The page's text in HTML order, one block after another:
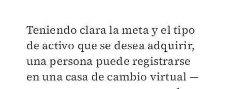
Teniendo clara la meta y el tipo
de activo que se desea adquirir,
una persona puede registrarse
en una casa de cambio virtual —